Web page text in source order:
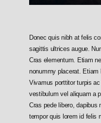
Donec quis nibh at felis
sagittis ultrices augue.
Cras elementum. Etiam
nonummy placerat. Etiam
Vivamus porttitor turpis
vestibulum vel aliquam a
Cras pede libero, dapibus
tempor quis lorem id felis